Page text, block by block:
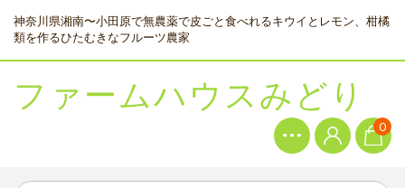
神奈川県湘南〜小田原で無農薬で皮ごと食べれるキウイとレモン、柑橘
類を作るひたむきなフルーツ農家
ファームハウスみどり 0